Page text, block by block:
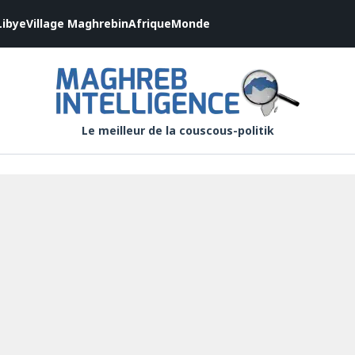
Village MaghrebinAfriqueMonde
Le meilleur de la couscous-politik